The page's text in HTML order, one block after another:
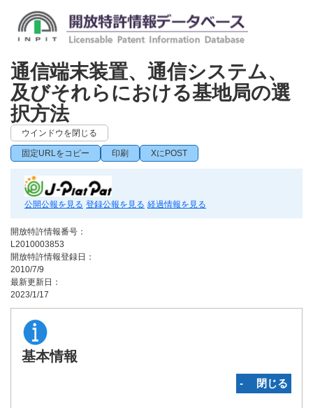
通信端末装置、通信システム、
及びそれらにおける基地局の選
択方法
ウインドウを閉じる
固定URLをコピー 印刷 XにPOST
公開公報を見る 登録公報を見る 経過情報を見る
開放特許情報番号：
L2010003853
開放特許情報登録日：
2010/7/9
最新更新日：
2023/1/17
基本情報
‐ 閉じる